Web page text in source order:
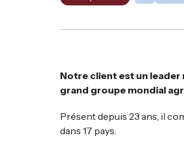
Notre client est un leader
grand groupe mondial
Présent depuis 23 ans, il
dans 17 pays.